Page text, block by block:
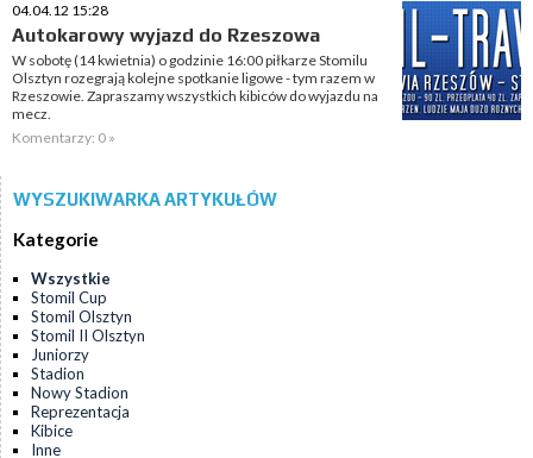
04.04.12 15:28
Autokarowy wyjazd do Rzeszowa
W sobotę (14 kwietnia) o godzinie 16:00 piłkarze Stomilu
Olsztyn rozegrają kolejne spotkanie ligowe - tym razem w
Rzeszowie. Zapraszamy wszystkich kibiców do wyjazdu na
mecz.
Komentarzy: 0 »
WYSZUKIWARKA ARTYKUŁÓW
Kategorie
Wszystkie
Stomil Cup
Stomil Olsztyn
Stomil II Olsztyn
Juniorzy
Stadion
Nowy Stadion
Reprezentacja
Kibice
Inne